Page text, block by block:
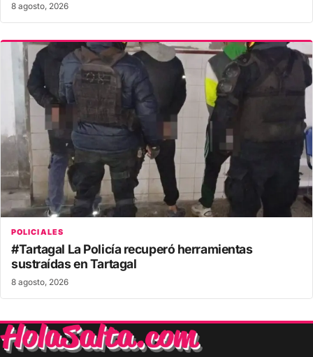
8 agosto, 2026
POLICIALES
#Tartagal La Policía recuperó herramientas
sustraídas en Tartagal
8 agosto, 2026